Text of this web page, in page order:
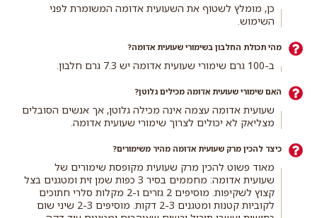
כן, מומלץ לשטוף את השעועית אדומה המשומרת לפני
השימוש.
מהי תכולת החלבון בשימורי שעועית אדומה?
ב-100 גרם שימורי שעועית אדומה יש 7.3 גרם חלבון.
האם שימורי שעועית אדומה מכילים גלוטן?
שעועית אדומה עצמה אינה מכילה גלוטן, אך אנשים הסובלים
מצליאק לא יכולים לצרוך שימורי שעועית אדומה.
כיצד להכין מרק שעועית אדומה מהיר משימורים?
מאוד פשוט להכין מרק שעועית מקופסת שימורים של
שעועית אדומה: מחממים בסיר 3 כפות שמן זית ומטגנים בצל
קצוץ לשקיפות. מוסיפים 2 גזרים ו-2 מקלות סלרי חתוכים
לקוביות קטנות ומטגנים 2-3 דקות. מוסיפים 2-3 שיני שום